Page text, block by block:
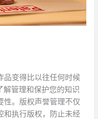
品变得比以往任何时候
解管理和保护您的知识
性。版权声誉管理不仅
和执行版权，防止未经